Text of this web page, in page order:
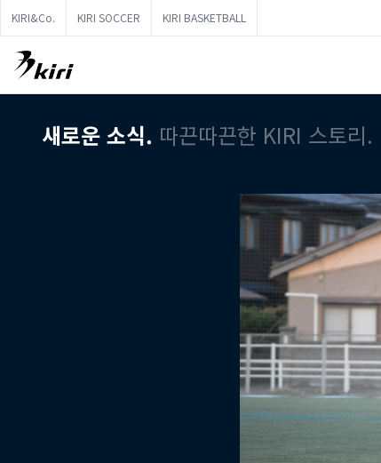
KIRI&Co. KIRI SOCCER KIRI BASKETBALL
새로운 소식. 따끈따끈한 KIRI 스토리.